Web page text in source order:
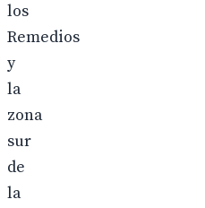
los
Remedios
y
la
zona
sur
de
la